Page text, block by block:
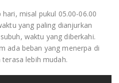
misal pukul 05.00-06.00
yang paling dianjurkan
waktu yang diberkahi.
ada beban yang menerpa di
lebih mudah.